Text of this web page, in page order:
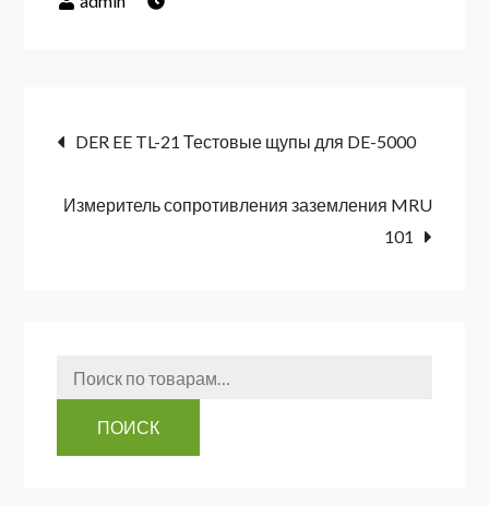
Навигация
по
DER EE TL-21 Тестовые щупы для DE-5000
Измеритель сопротивления заземления MRU
101
Искать:
ПОИСК